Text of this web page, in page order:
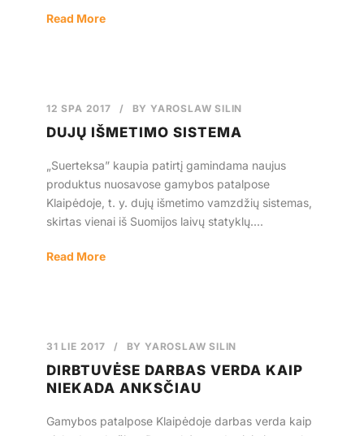
Read More
12 SPA 2017 / BYYAROSLAW SILIN
DUJŲ IŠMETIMO SISTEMA
„Suerteksa” kaupia patirtį gamindama naujus
produktus nuosavose gamybos patalpose
Klaipėdoje, t. y. dujų išmetimo vamzdžių sistemas,
skirtas vienai iš Suomijos laivų statyklų....
Read More
31 LIE 2017 / BYYAROSLAW SILIN
DIRBTUVĖSE DARBAS VERDA KAIP
NIEKADA ANKSČIAU
Gamybos patalpose Klaipėdoje darbas verda kaip